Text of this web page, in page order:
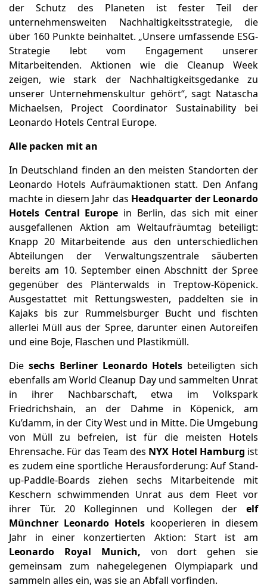
der Schutz des Planeten ist fester Teil der
unternehmensweiten Nachhaltigkeitsstrategie, die
über 160 Punkte beinhaltet. „Unsere umfassende ESG-
Strategie lebt vom Engagement unserer
Mitarbeitenden. Aktionen wie die Cleanup Week
zeigen, wie stark der Nachhaltigkeitsgedanke zu
unserer Unternehmenskultur gehört“, sagt Natascha
Michaelsen, Project Coordinator Sustainability bei
Leonardo Hotels Central Europe.
Alle packen mit an
In Deutschland finden an den meisten Standorten der
Leonardo Hotels Aufräumaktionen statt. Den Anfang
machte in diesem Jahr das Headquarter der Leonardo
Hotels Central Europe in Berlin, das sich mit einer
ausgefallenen Aktion am Weltaufräumtag beteiligt:
Knapp 20 Mitarbeitende aus den unterschiedlichen
Abteilungen der Verwaltungszentrale säuberten
bereits am 10. September einen Abschnitt der Spree
gegenüber des Plänterwalds in Treptow-Köpenick.
Ausgestattet mit Rettungswesten, paddelten sie in
Kajaks bis zur Rummelsburger Bucht und fischten
allerlei Müll aus der Spree, darunter einen Autoreifen
und eine Boje, Flaschen und Plastikmüll.
Die sechs Berliner Leonardo Hotels beteiligten sich
ebenfalls am World Cleanup Day und sammelten Unrat
in ihrer Nachbarschaft, etwa im Volkspark
Friedrichshain, an der Dahme in Köpenick, am
Ku’damm, in der City West und in Mitte. Die Umgebung
von Müll zu befreien, ist für die meisten Hotels
Ehrensache. Für das Team des NYX Hotel Hamburg ist
es zudem eine sportliche Herausforderung: Auf Stand-
up-Paddle-Boards ziehen sechs Mitarbeitende mit
Keschern schwimmenden Unrat aus dem Fleet vor
ihrer Tür. 20 Kolleginnen und Kollegen der elf
Münchner Leonardo Hotels kooperieren in diesem
Jahr in einer konzertierten Aktion: Start ist am
Leonardo Royal Munich, von dort gehen sie
gemeinsam zum nahegelegenen Olympiapark und
sammeln alles ein, was sie an Abfall vorfinden.